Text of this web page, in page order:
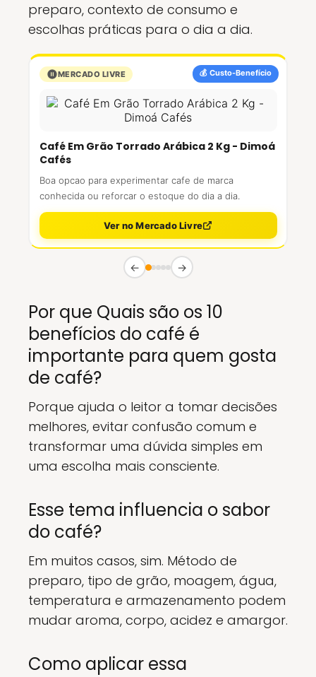
preparo, contexto de consumo e
escolhas práticas para o dia a dia.
💰 Custo-Benefício
MERCADO LIVRE
Café Em Grão Torrado Arábica 2 Kg - Dimoá
Cafés
Boa opcao para experimentar cafe de marca
conhecida ou reforcar o estoque do dia a dia.
Ver no Mercado Livre
← →
Por que Quais são os 10
benefícios do café é
importante para quem gosta
de café?
Porque ajuda o leitor a tomar decisões
melhores, evitar confusão comum e
transformar uma dúvida simples em
uma escolha mais consciente.
Esse tema influencia o sabor
do café?
Em muitos casos, sim. Método de
preparo, tipo de grão, moagem, água,
temperatura e armazenamento podem
mudar aroma, corpo, acidez e amargor.
Como aplicar essa